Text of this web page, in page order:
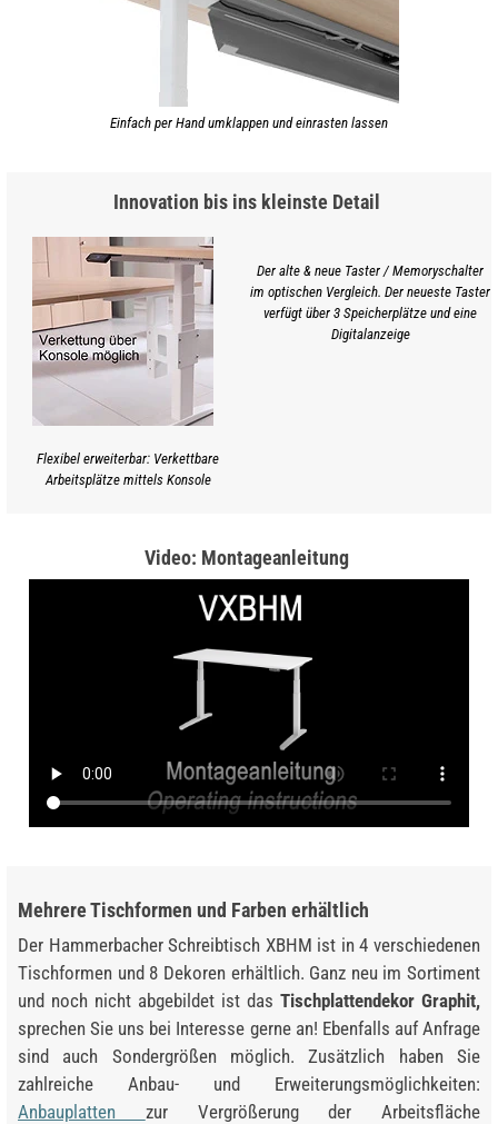
Einfach per Hand umklappen und einrasten lassen
Innovation bis ins kleinste Detail
Flexibel erweiterbar: Verkettbare
Arbeitsplätze mittels Konsole
Der alte & neue Taster / Memoryschalter
im optischen Vergleich. Der neueste Taster
verfügt über 3 Speicherplätze und eine
Digitalanzeige
Video: Montageanleitung
Mehrere Tischformen und Farben erhältlich
Der Hammerbacher Schreibtisch XBHM ist in 4 verschiedenen
Tischformen und 8 Dekoren erhältlich. Ganz neu im Sortiment
und noch nicht abgebildet ist das Tischplattendekor Graphit,
sprechen Sie uns bei Interesse gerne an! Ebenfalls auf Anfrage
sind auch Sondergrößen möglich. Zusätzlich haben Sie
zahlreiche Anbau- und Erweiterungsmöglichkeiten:
Anbauplatten zur Vergrößerung der Arbeitsfläche